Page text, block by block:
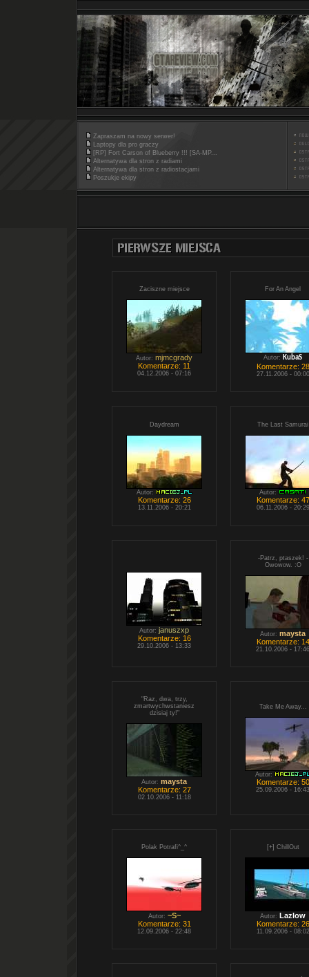
Zapraszam na nowy serwer!
Laptopy dla pro graczy
[RP] Fort Carson of Blueberry !!! [SA-MP...
Alternatywa dla stron z radiami
Alternatywa dla stron z radiostacjami
Poszukje ekipy
Zaciszne miejsce
Autor: mjmcgrady
Komentarze: 11
04.12.2006 - 07:16
For An Angel
Autor: KubaS
Komentarze: 28
27.11.2006 - 00:00
Daydream
Autor:
Komentarze: 26
13.11.2006 - 20:21
The Last Samurai
Autor:
Komentarze: 47
06.11.2006 - 20:29
Autor: januszxp
Komentarze: 16
29.10.2006 - 13:33
-Patrz, ptaszek! -
Owowow. :O
Autor: maysta
Komentarze: 14
21.10.2006 - 17:46
"Raz, dwa, trzy,
zmartwychwstaniesz
dzisiaj ty!"
Autor: maysta
Komentarze: 27
02.10.2006 - 11:18
Take Me Away...
Autor:
Komentarze: 50
25.09.2006 - 16:43
Polak Potrafi^_^
Autor: ~S~
Komentarze: 31
12.09.2006 - 22:48
[+] ChillOut
Autor: Lazlow
Komentarze: 26
11.09.2006 - 08:02